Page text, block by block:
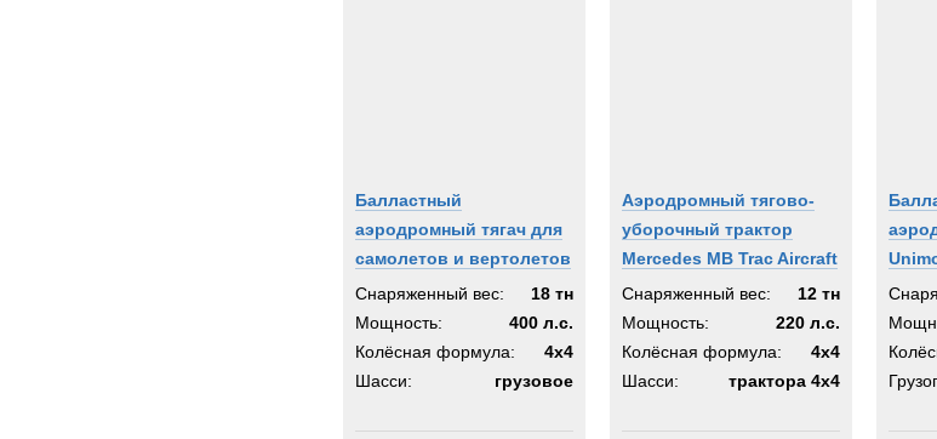
Балластный
аэродромный тягач для
самолетов и вертолетов
Mercedes-Benz 4x4 |
Импорт из Германии
Снаряженный вес:
18 тн
Мощность:
400 л.с.
Колёсная формула:
4x4
Шасси:
грузовое
Аэродромный тягово-
уборочный трактор
Mercedes MB Trac Aircraft
Tractor
Снаряженный вес:
12 тн
Мощность:
220 л.с.
Колёсная формула:
4x4
Шасси:
трактора 4х4